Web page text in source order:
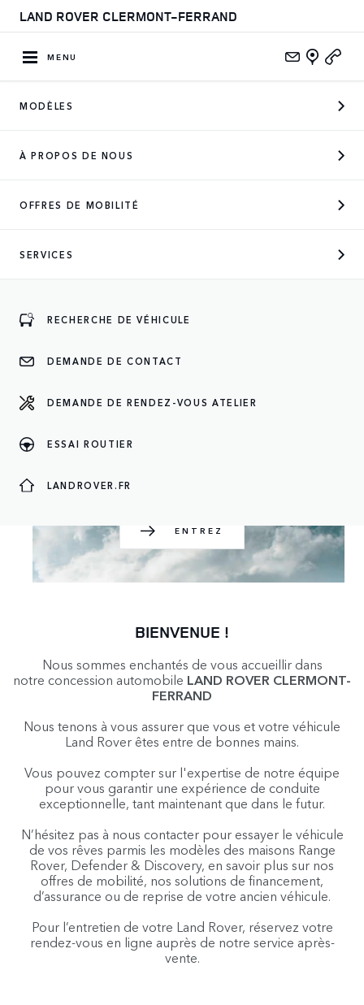
LAND ROVER CLERMONT-FERRAND
MENU
MODÈLES
À PROPOS DE NOUS
OFFRES DE MOBILITÉ
SERVICES
RECHERCHE DE VÉHICULE
DEMANDE DE CONTACT
DEMANDE DE RENDEZ-VOUS ATELIER
ESSAI ROUTIER
LANDROVER.FR
DES MARQUES SUIVANTES
ENTREZ
BIENVENUE !
Nous sommes enchantés de vous accueillir dans
notre concession automobile LAND ROVER CLERMONT-
FERRAND
Nous tenons à vous assurer que vous et votre véhicule
Land Rover êtes entre de bonnes mains.
Vous pouvez compter sur l'expertise de notre équipe
pour vous garantir une expérience de conduite
exceptionnelle, tant maintenant que dans le futur.
N’hésitez pas à nous contacter pour essayer le véhicule
de vos rêves parmis les modèles des maisons Range
Rover, Defender & Discovery, en savoir plus sur nos
offres de mobilité, nos solutions de financement,
d’assurance ou de reprise de votre ancien véhicule.
Pour l’entretien de votre Land Rover, réservez votre
rendez-vous en ligne auprès de notre service après-
vente.